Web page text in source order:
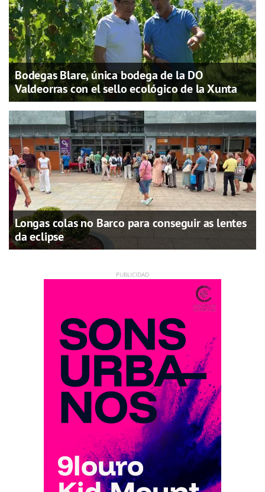
Bodegas Blare, única bodega de la DO
Valdeorras con el sello ecológico de la Xunta
Longas colas no Barco para conseguir as lentes
da eclipse